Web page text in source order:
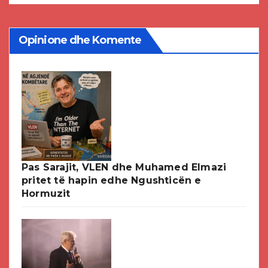
Opinione dhe Komente
Pas Sarajit, VLEN dhe Muhamed Elmazi
pritet të hapin edhe Ngushticën e
Hormuzit